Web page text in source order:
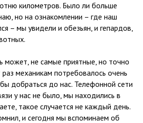
километров. Было ли больше
но на ознакомлении – где наш
– мы увидели и обезьян, и гепардов,
может, не самые приятные, но точно
механикам потребовалось очень
добраться до нас. Телефонной сети
у нас не было, мы находились в
такое случается не каждый день.
и сегодня мы вспоминаем об